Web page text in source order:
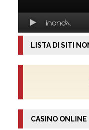
LISTA DI SITI
CASINO ONLINE